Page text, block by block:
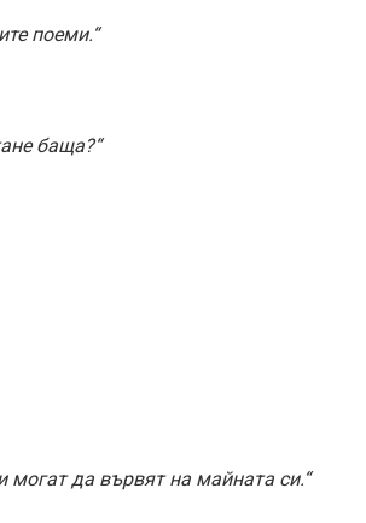
поеми.“
баща?“
могат да вървят на майната си.“